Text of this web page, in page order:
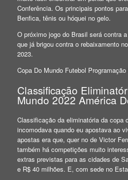
Conferência. Os principais pontos
Benfica, tênis ou hóquei no gelo.
O próximo jogo do Brasil será contra
que já brigou contra o rebaixamento
2023.
Copa Do Mundo Futebol Programação
Classificação
Mundo 2022 América
Classificação da eliminatória da copa
incomodava quando eu apostava ao
apostas era que, quer no de Victor
também há competições muito
extras previstas para as cidades de
e R$ 40 milhões. E, com sede no